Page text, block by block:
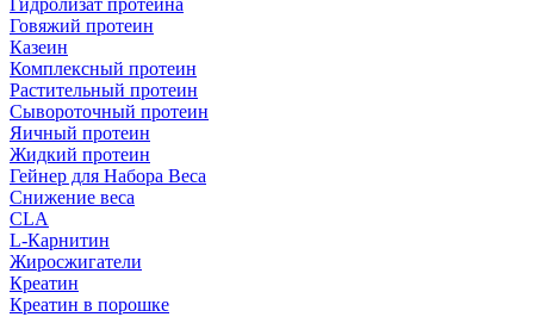
Гидролизат протеина
Говяжий протеин
Казеин
Комплексный протеин
Растительный протеин
Сывороточный протеин
Яичный протеин
Жидкий протеин
Гейнер для Набора Веса
Снижение веса
CLA
L-Карнитин
Жиросжигатели
Креатин
Креатин в порошке